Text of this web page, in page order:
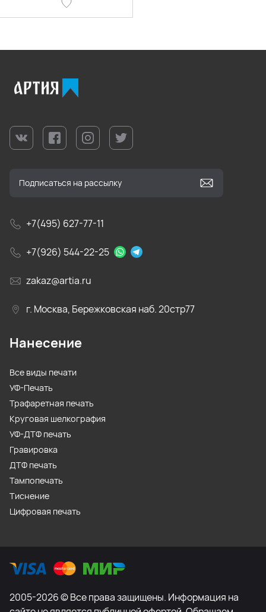
+7(495) 627-77-11
+7(926) 544-22-25
zakaz@artia.ru
г. Москва, Бережковская наб. 20стр77
Нанесение
Все виды печати
УФ-Печать
Трафаретная печать
Круговая шелкография
УФ-ДТФ печать
Гравировка
ДТФ печать
Тампопечать
Тиснение
Цифровая печать
2005-2026 © Все права защищены. Информация на